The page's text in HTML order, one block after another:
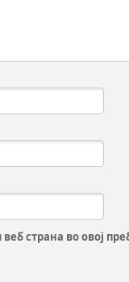
страна во овој